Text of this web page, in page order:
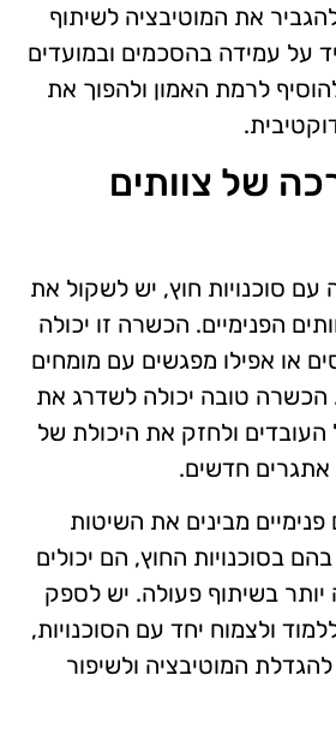
את המוטיבציה לשיתוף
על עמידה בהסכמים ובמועדים
לרמת האמון ולהפוך את
של צוותים
סוכנויות חוץ, יש לשקול את
הפנימיים. הכשרה זו יכולה
או אפילו מפגשים עם מומחים
הכשרה טובה יכולה לשדרג את
העובדים ולחזק את היכולת של
חדשים.
מבינים את השיטות
בסוכנויות החוץ, הם יכולים
בשיתוף פעולה. יש לספק
ולצמוח יחד עם הסוכנויות,
המוטיבציה ולשיפור